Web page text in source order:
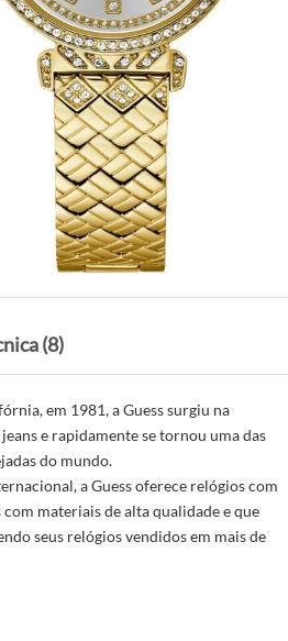
(8)
em 1981, a Guess surgiu na
e rapidamente se tornou uma das
do mundo.
a Guess oferece relógios com
materiais de alta qualidade e que
seus relógios vendidos em mais de